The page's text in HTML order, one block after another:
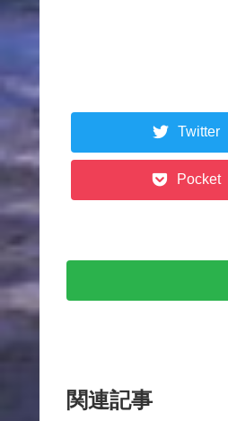
Twitter
Pocket
関連記事